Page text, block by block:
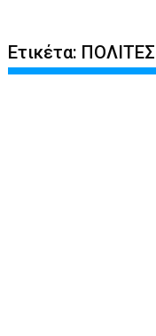
Ετικέτα: ΠΟΛΙΤΕΣ